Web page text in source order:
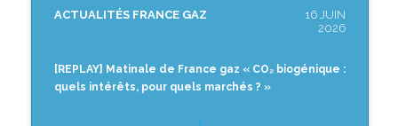
ACTUALITÉS FRANCE GAZ
16 JUIN
2026
[REPLAY] Matinale de France gaz « CO₂ biogénique :
quels intérêts, pour quels marchés ? »